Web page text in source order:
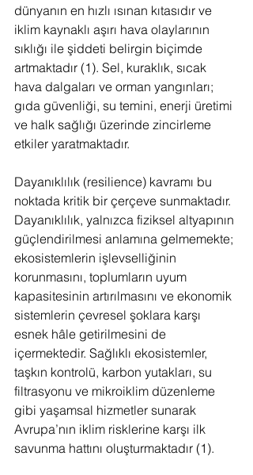
dünyanın en hızlı ısınan kıtasıdır ve
iklim kaynaklı aşırı hava olaylarının
sıklığı ile şiddeti belirgin biçimde
artmaktadır (1). Sel, kuraklık, sıcak
hava dalgaları ve orman yangınları;
gıda güvenliği, su temini, enerji üretimi
ve halk sağlığı üzerinde zincirleme
etkiler yaratmaktadır.
Dayanıklılık (resilience) kavramı bu
noktada kritik bir çerçeve sunmaktadır.
Dayanıklılık, yalnızca fiziksel altyapının
güçlendirilmesi anlamına gelmemekte;
ekosistemlerin işlevselliğinin
korunmasını, toplumların uyum
kapasitesinin artırılmasını ve ekonomik
sistemlerin çevresel şoklara karşı
esnek hâle getirilmesini de
içermektedir. Sağlıklı ekosistemler,
taşkın kontrolü, karbon yutakları, su
filtrasyonu ve mikroiklim düzenleme
gibi yaşamsal hizmetler sunarak
Avrupa’nın iklim risklerine karşı ilk
savunma hattını oluşturmaktadır (1).